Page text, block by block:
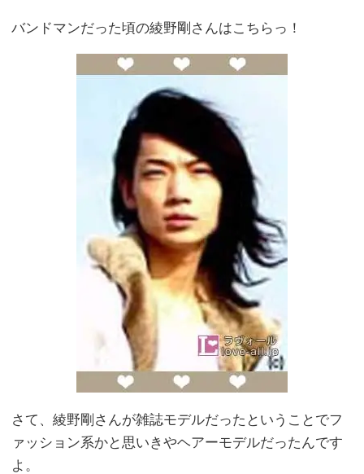
バンドマンだった頃の綾野剛さんはこちらっ！
さて、綾野剛さんが雑誌モデルだったということでフ
ァッション系かと思いきやヘアーモデルだったんです
よ。